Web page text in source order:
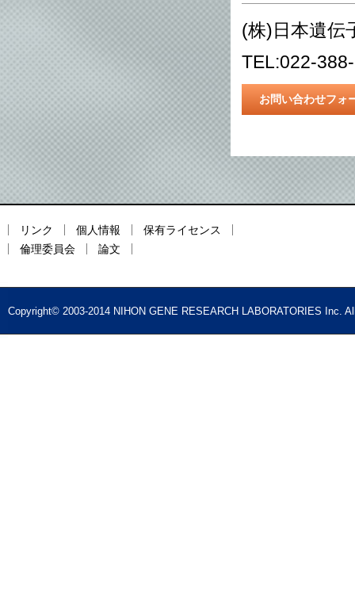
(株)日本遺伝
TEL:022-
お問い合わせフォ
リンク 個人情報
保有ライセンス
倫理委員会
論文
Copyright© 2003-2014 NIHON GENE RESEARCH LABORATORIES Inc.